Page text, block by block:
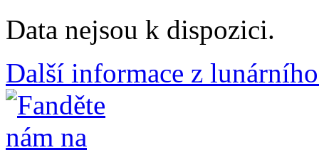
Data nejsou k dispozici.
Další informace z